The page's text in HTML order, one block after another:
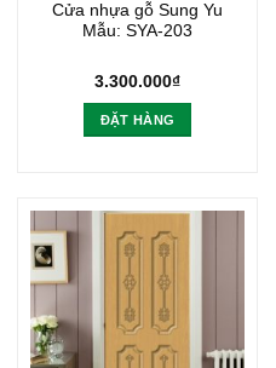
Cửa nhựa gỗ Sung Yu
Mẫu: SYA-203
3.300.000₫
ĐẶT HÀNG